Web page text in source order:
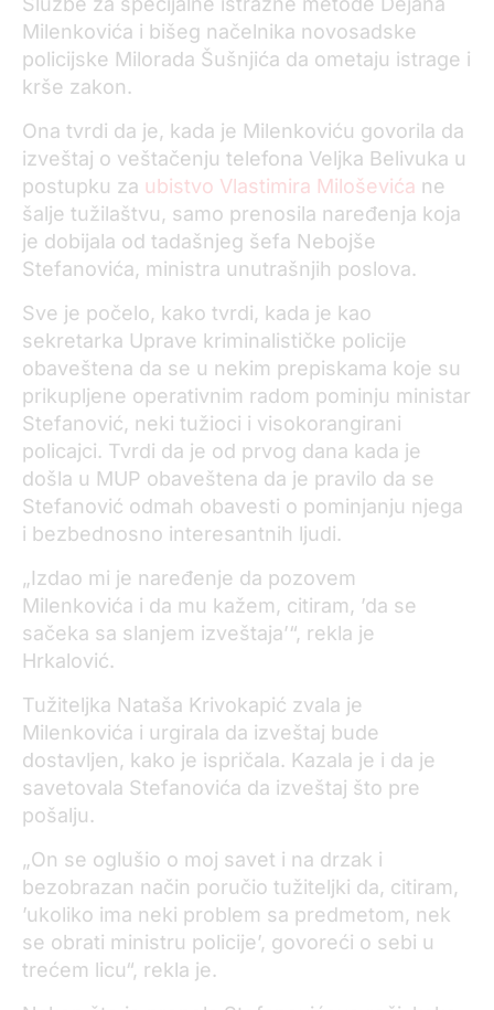
Milenkovića i bišeg načelnika novosadske
policijske Milorada Šušnjića da ometaju istrage i
krše zakon.
Ona tvrdi da je, kada je Milenkoviću govorila da
izveštaj o veštačenju telefona Veljka Belivuka u
postupku za ubistvo Vlastimira Miloševića ne
šalje tužilaštvu, samo prenosila naređenja koja
je dobijala od tadašnjeg šefa Nebojše
Stefanovića, ministra unutrašnjih poslova.
Sve je počelo, kako tvrdi, kada je kao
sekretarka Uprave kriminalističke policije
obaveštena da se u nekim prepiskama koje su
prikupljene operativnim radom pominju ministar
Stefanović, neki tužioci i visokorangirani
policajci. Tvrdi da je od prvog dana kada je
došla u MUP obaveštena da je pravilo da se
Stefanović odmah obavesti o pominjanju njega
i bezbednosno interesantnih ljudi.
„Izdao mi je naređenje da pozovem
Milenkovića i da mu kažem, citiram, ’da se
sačeka sa slanjem izveštaja’“, rekla je
Hrkalović.
Tužiteljka Nataša Krivokapić zvala je
Milenkovića i urgirala da izveštaj bude
dostavljen, kako je ispričala. Kazala je i da je
savetovala Stefanovića da izveštaj što pre
pošalju.
„On se oglušio o moj savet i na drzak i
bezobrazan način poručio tužiteljki da, citiram,
’ukoliko ima neki problem sa predmetom, nek
se obrati ministru policije’, govoreći o sebi u
trećem licu“, rekla je.